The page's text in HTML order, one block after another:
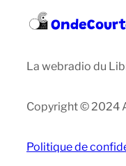
La webradio du
Copyright © 2024
Politique de